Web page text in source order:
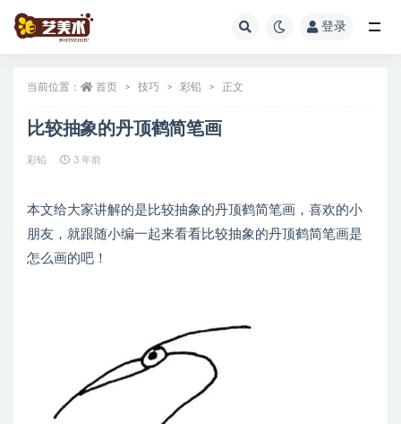
登录
当前位置： 首页 技巧 彩铅 正文
比较抽象的丹顶鹤简笔画
彩铅 3 年前
本文给大家讲解的是比较抽象的丹顶鹤简笔画，喜欢的小
朋友，就跟随小编一起来看看比较抽象的丹顶鹤简笔画是
怎么画的吧！